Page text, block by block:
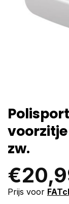
zw.
€
Prijs voor